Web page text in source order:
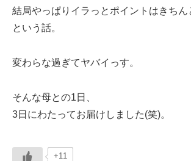
結局やっぱりイラっとポイントはきちん
という話。
変わらな過ぎてヤバイっす。
そんな母との1日、
3日にわたってお届けしました(笑)。
+11